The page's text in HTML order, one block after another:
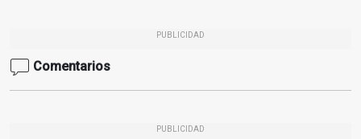
PUBLICIDAD
Comentarios
PUBLICIDAD